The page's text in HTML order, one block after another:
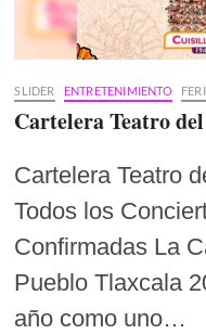
SLIDER ENTRETENIMIENTO
Cartelera Teatro
Cartelera Teatro
Todos los
Confirmadas La
Pueblo Tlaxcala
año como uno…